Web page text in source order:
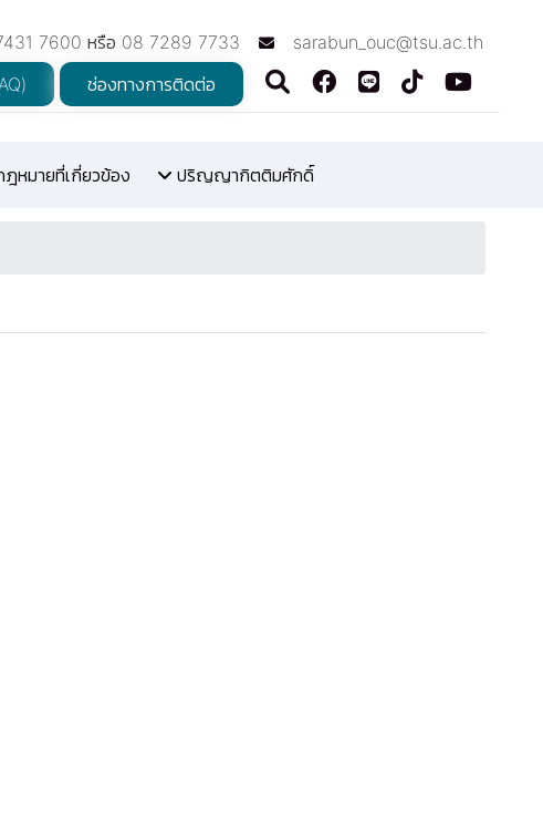
7600 หรือ 08 7289 7733
sarabun_ouc@tsu.ac.th
ช่องทางการติดต่อ
ฎหมายที่เกี่ยวข้อง ปริญญากิตติมศักดิ์